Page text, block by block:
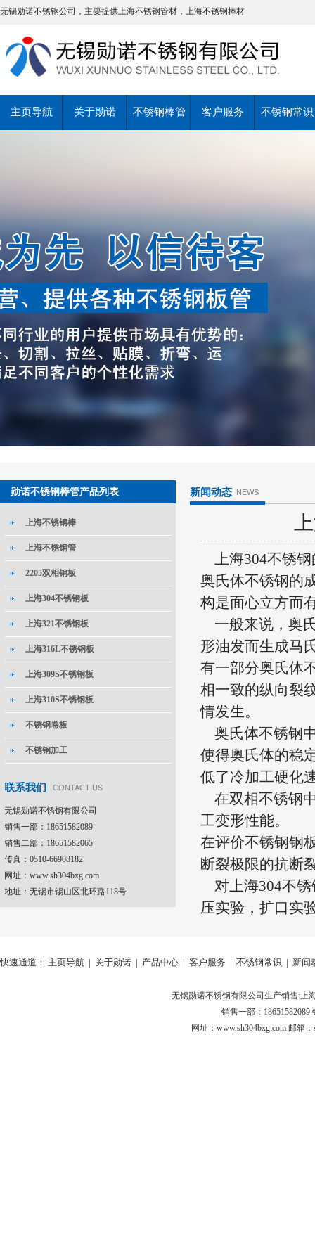
无锡勋诺不锈钢公司，主要提供上海不锈钢管材，上海不锈钢棒材
主页导航 关于勋诺 不锈钢棒管 客户服务 不锈钢常识
勋诺不锈钢棒管产品列表
上海不锈钢棒
上海不锈钢管
2205双相钢板
上海304不锈钢板
上海321不锈钢板
上海316L不锈钢板
上海309S不锈钢板
上海310S不锈钢板
不锈钢卷板
不锈钢加工
联系我们 CONTACT US
无锡勋诺不锈钢有限公司
销售一部：18651582089
销售二部：18651582065
传真：0510-66908182
网址：www.sh304bxg.com
地址：无锡市锡山区北环路118号
新闻动态 NEWS
上海304不锈钢
奥氏体不锈钢的
构是面心立方而
一般来说，奥
形油发而生成马
有一部分奥氏体
相一致的纵向裂
情发生。
奥氏体不锈钢
使得奥氏体的稳
低了冷加工硬化
在双相不锈钢
工变形性能。
在评价不锈钢钢
断裂极限的抗断
对上海304不
压实验，扩口实
快速通道： 主页导航 | 关于勋诺 | 产品中心 | 客户服务 | 不锈钢常识 | 新闻
无锡勋诺不锈钢有限公司生产销售:上
销售一部：18651582089
网址：www.sh304bxg.com 邮箱